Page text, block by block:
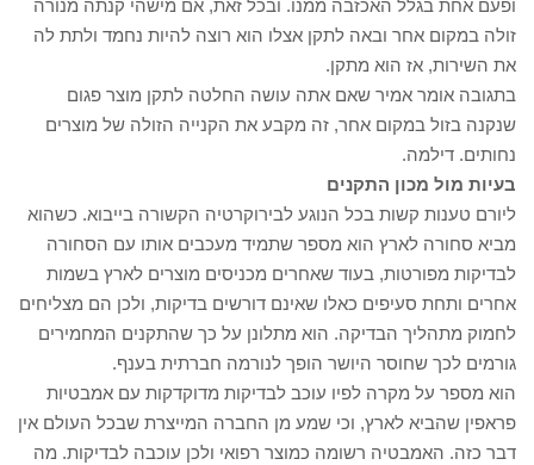
ופעם אחת בגלל האכזבה ממנו. ובכל זאת, אם מישהי קנתה מנורה
זולה במקום אחר ובאה לתקן אצלו הוא רוצה להיות נחמד ולתת לה
את השירות, אז הוא מתקן.
בתגובה אומר אמיר שאם אתה עושה החלטה לתקן מוצר פגום
שנקנה בזול במקום אחר, זה מקבע את הקנייה הזולה של מוצרים
נחותים. דילמה.
בעיות מול מכון התקנים
ליורם טענות קשות בכל הנוגע לבירוקרטיה הקשורה בייבוא. כשהוא
מביא סחורה לארץ הוא מספר שתמיד מעכבים אותו עם הסחורה
לבדיקות מפורטות, בעוד שאחרים מכניסים מוצרים לארץ בשמות
אחרים ותחת סעיפים כאלו שאינם דורשים בדיקות, ולכן הם מצליחים
לחמוק מתהליך הבדיקה. הוא מתלונן על כך שהתקנים המחמירים
גורמים לכך שחוסר היושר הופך לנורמה חברתית בענף.
הוא מספר על מקרה לפיו עוכב לבדיקות מדוקדקות עם אמבטיות
פראפין שהביא לארץ, וכי שמע מן החברה המייצרת שבכל העולם אין
דבר כזה. האמבטיה רשומה כמוצר רפואי ולכן עוכבה לבדיקות. מה